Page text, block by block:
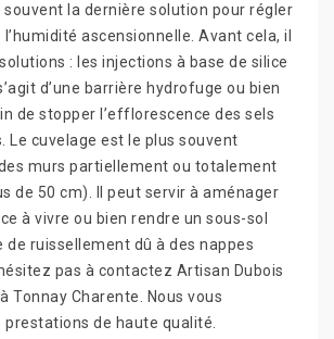
souvent la dernière solution pour régler
ascensionnelle. Avant cela, il
: les injections à base de silice
d’une barrière hydrofuge ou bien
de stopper l’efflorescence des sels
Le cuvelage est le plus souvent
murs partiellement ou totalement
de 50 cm). Il peut servir à aménager
à vivre ou bien rendre un sous-sol
de ruissellement dû à des nappes
pas à contactez Artisan Dubois
Tonnay Charente. Nous vous
de haute qualité.